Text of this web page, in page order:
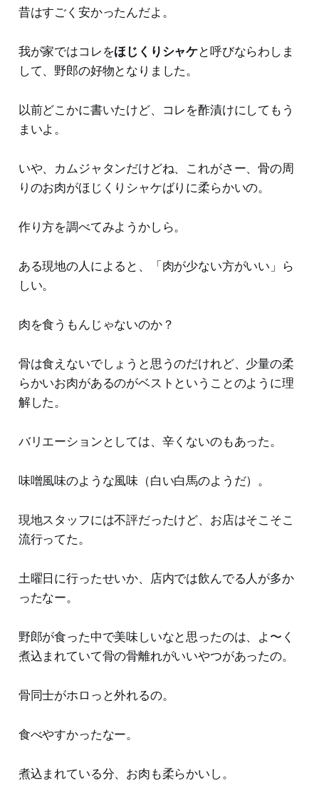
昔はすごく安かったんだよ。
我が家ではコレをほじくりシャケと呼びならわしま
して、野郎の好物となりました。
以前どこかに書いたけど、コレを酢漬けにしてもう
まいよ。
いや、カムジャタンだけどね、これがさー、骨の周
りのお肉がほじくりシャケばりに柔らかいの。
作り方を調べてみようかしら。
ある現地の人によると、「肉が少ない方がいい」ら
しい。
肉を食うもんじゃないのか？
骨は食えないでしょうと思うのだけれど、少量の柔
らかいお肉があるのがベストということのように理
解した。
バリエーションとしては、辛くないのもあった。
味噌風味のような風味（白い白馬のようだ）。
現地スタッフには不評だったけど、お店はそこそこ
流行ってた。
土曜日に行ったせいか、店内では飲んでる人が多か
ったなー。
野郎が食った中で美味しいなと思ったのは、よ〜く
煮込まれていて骨の骨離れがいいやつがあったの。
骨同士がホロっと外れるの。
食べやすかったなー。
煮込まれている分、お肉も柔らかいし。